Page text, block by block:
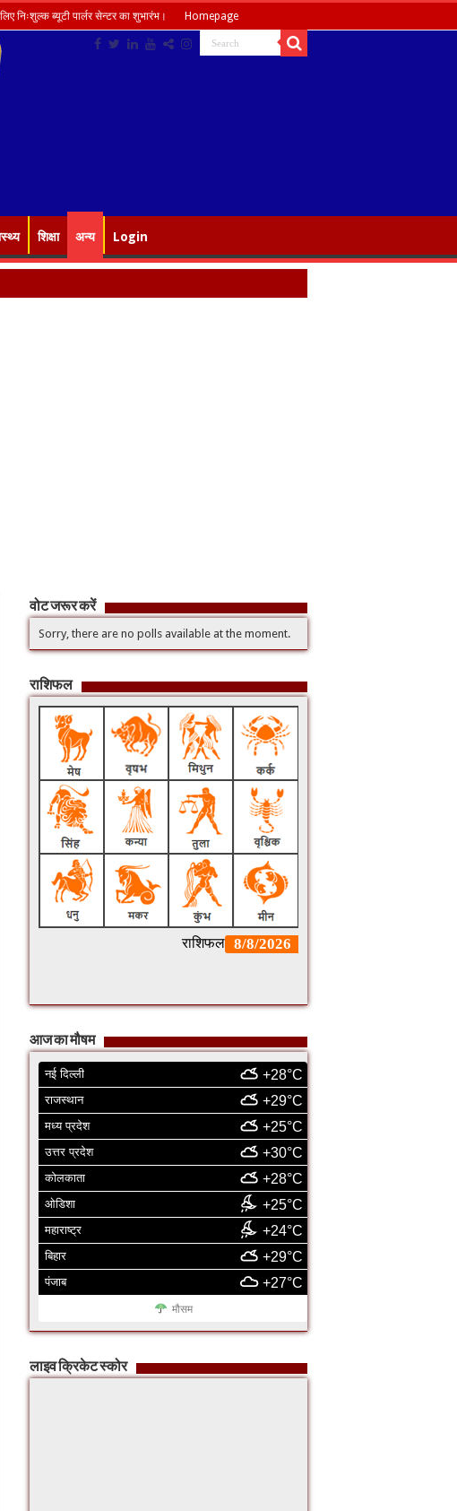
निःशुल्क ब्यूटी पार्लर सेन्टर का शुभारंभ। Homepage
शिक्षा अन्य Login
वोट जरूर करें
Sorry, there are no polls available at the moment.
राशिफल
आज का मौषम
नई दिल्ली +28°C
राजस्थान +29°C
मध्य प्रदेश +25°C
उत्तर प्रदेश +30°C
कोलकाता +28°C
ओडिशा +25°C
महाराष्ट्र +24°C
बिहार +29°C
पंजाब +27°C
मौसम
लाइव क्रिकेट स्कोर